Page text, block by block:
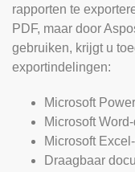
rapporten te
PDF, maar door
gebruiken, krijgt u
exportindelingen:
Microsoft
Microsoft
Microsoft
Draagbaar